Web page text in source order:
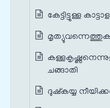
കേട്ടിട്ടുള്ള
ചങ്ങാതി
ദുഷ്കയ്യ